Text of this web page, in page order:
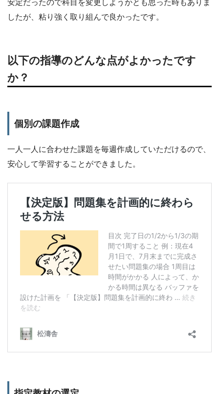
安定だったので科目を変更しようかとも思った時もありま
したが、粘り強く取り組んで良かったです。
以下の指導のどんな点がよかったです
か？
個別の課題作成
一人一人に合わせた課題を毎週作成していただけるので、
安心して学習することができました。